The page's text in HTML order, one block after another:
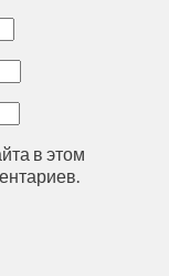
в этом